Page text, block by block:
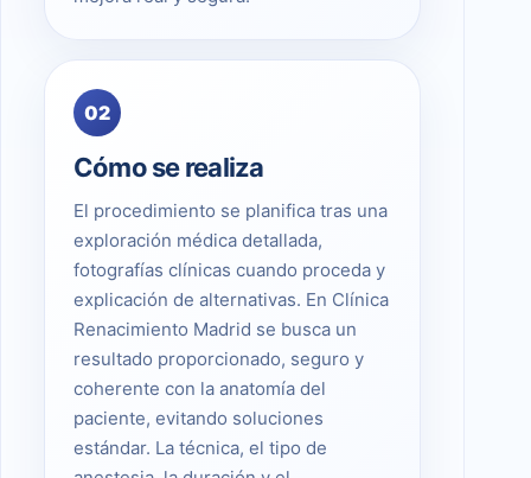
02
Cómo se realiza
El procedimiento se planifica tras una
exploración médica detallada,
fotografías clínicas cuando proceda y
explicación de alternativas. En Clínica
Renacimiento Madrid se busca un
resultado proporcionado, seguro y
coherente con la anatomía del
paciente, evitando soluciones
estándar. La técnica, el tipo de